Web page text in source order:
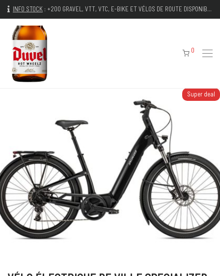
INFO STOCK : +200 GRAVEL, VTT, VTC, E-BIKE ET VÉLOS DE ROUTE DISPONIBLES IMMÉDIATEMENT
0
Super deal